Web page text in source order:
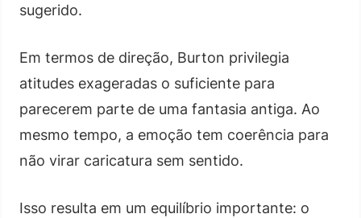
sugerido.
Em termos de direção, Burton privilegia
atitudes exageradas o suficiente para
parecerem parte de uma fantasia antiga. Ao
mesmo tempo, a emoção tem coerência para
não virar caricatura sem sentido.
Isso resulta em um equilíbrio importante: o